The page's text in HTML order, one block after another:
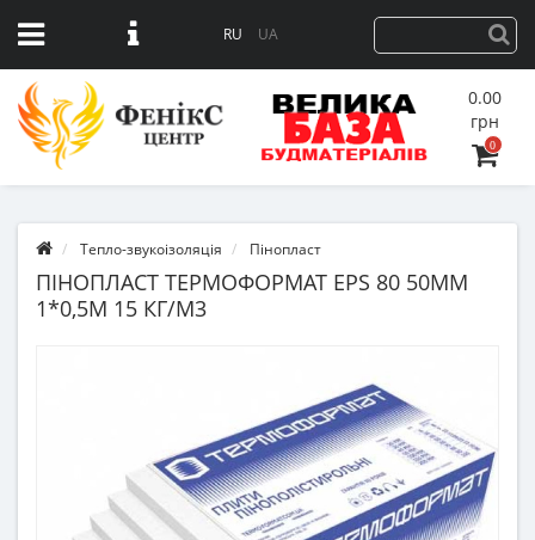
RU UA
0.00
грн
0
Тепло-звукоізоляція Пінопласт
ПІНОПЛАСТ ТЕРМОФОРМАТ EPS 80 50ММ
1*0,5М 15 КГ/М3